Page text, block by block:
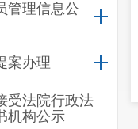
管理信息公
案办理
受法院行政法
机构公示